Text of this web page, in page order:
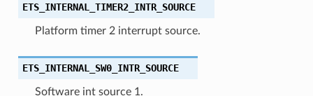
ETS_INTERNAL_TIMER2_INTR_SOURCE
Platform timer 2 interrupt source.
ETS_INTERNAL_SW0_INTR_SOURCE
Software int source 1.